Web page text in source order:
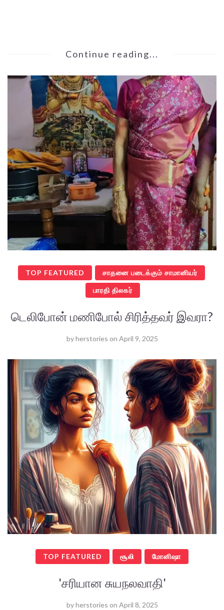
Continue reading...
TOP FEATURED சாதனை படைக்கும் சாமானியர்
பாரதி திலகர்
டெலிபோன் மணிபோல் சிரித்தவர் இவரா?
byherstories on April 9, 2025
TOP FEATURED சூலி மோனிஷா
'சரியான சுயநலவாதி'
byherstories on April 8, 2025